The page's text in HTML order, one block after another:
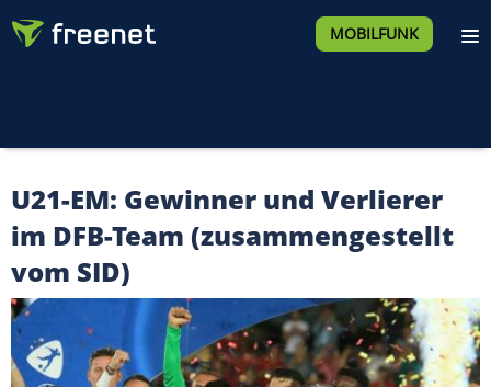
MOBILFUNK
U21-EM: Gewinner und Verlierer
im DFB-Team (zusammengestellt
vom SID)